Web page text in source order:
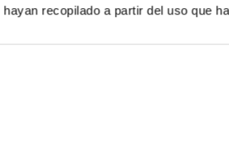
hayan recopilado a partir del uso que